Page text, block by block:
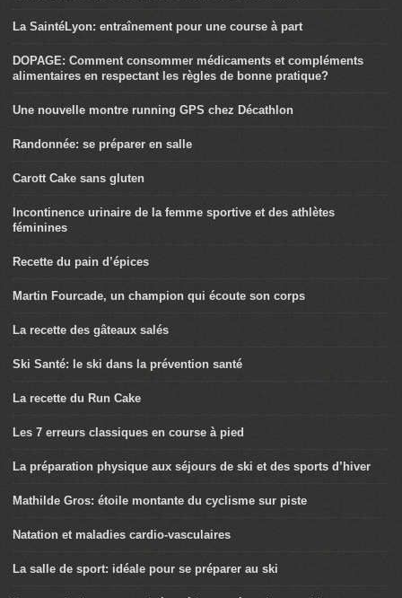
La SaintéLyon: entraînement pour une course à part
DOPAGE: Comment consommer médicaments et compléments
alimentaires en respectant les règles de bonne pratique?
Une nouvelle montre running GPS chez Décathlon
Randonnée: se préparer en salle
Carott Cake sans gluten
Incontinence urinaire de la femme sportive et des athlètes
féminines
Recette du pain d’épices
Martin Fourcade, un champion qui écoute son corps
La recette des gâteaux salés
Ski Santé: le ski dans la prévention santé
La recette du Run Cake
Les 7 erreurs classiques en course à pied
La préparation physique aux séjours de ski et des sports d’hiver
Mathilde Gros: étoile montante du cyclisme sur piste
Natation et maladies cardio-vasculaires
La salle de sport: idéale pour se préparer au ski